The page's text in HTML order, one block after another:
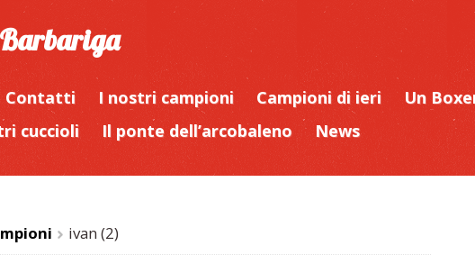
Contatti I nostri campioni Campioni di ieri Un
cuccioli Il ponte dell’arcobaleno News
>
ivan (2)